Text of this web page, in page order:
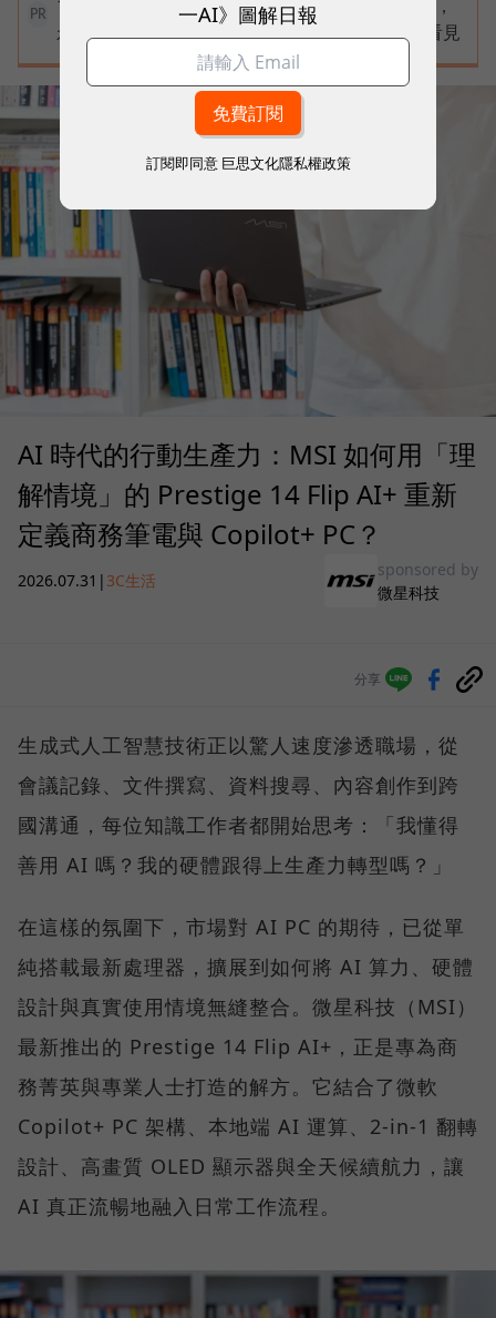
PR
100 MVP 倒數徵件中！創新才是持續成長的動能，
永續才能成就傳奇不敗的經典➤讓每一步改變被看見
AI 時代的行動生產力：MSI 如何用「理
解情境」的 Prestige 14 Flip AI+ 重新
定義商務筆電與 Copilot+ PC？
2026.07.31 | 3C生活
sponsored by
微星科技
分享
生成式人工智慧技術正以驚人速度滲透職場，從
會議記錄、文件撰寫、資料搜尋、內容創作到跨
國溝通，每位知識工作者都開始思考：「我懂得
善用 AI 嗎？我的硬體跟得上生產力轉型嗎？」
在這樣的氛圍下，市場對 AI PC 的期待，已從單
純搭載最新處理器，擴展到如何將 AI 算力、硬體
設計與真實使用情境無縫整合。微星科技（MSI）
最新推出的 Prestige 14 Flip AI+，正是專為商
務菁英與專業人士打造的解方。它結合了微軟
Copilot+ PC 架構、本地端 AI 運算、2-in-1 翻轉
設計、高畫質 OLED 顯示器與全天候續航力，讓
AI 真正流暢地融入日常工作流程。
一AI》圖解日報
訂閱即同意 巨思文化隱私權政策